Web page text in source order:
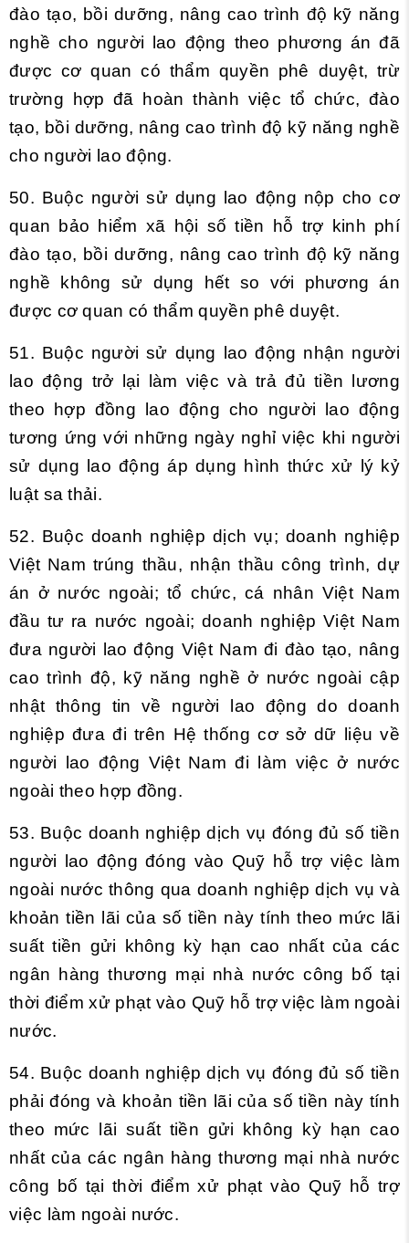
đào tạo, bồi dưỡng, nâng cao trình độ kỹ năng
nghề cho người lao động theo phương án đã
được cơ quan có thẩm quyền phê duyệt, trừ
trường hợp đã hoàn thành việc tổ chức, đào
tạo, bồi dưỡng, nâng cao trình độ kỹ năng nghề
cho người lao động.
50. Buộc người sử dụng lao động nộp cho cơ
quan bảo hiểm xã hội số tiền hỗ trợ kinh phí
đào tạo, bồi dưỡng, nâng cao trình độ kỹ năng
nghề không sử dụng hết so với phương án
được cơ quan có thẩm quyền phê duyệt.
51. Buộc người sử dụng lao động nhận người
lao động trở lại làm việc và trả đủ tiền lương
theo hợp đồng lao động cho người lao động
tương ứng với những ngày nghỉ việc khi người
sử dụng lao động áp dụng hình thức xử lý kỷ
luật sa thải.
52. Buộc doanh nghiệp dịch vụ; doanh nghiệp
Việt Nam trúng thầu, nhận thầu công trình, dự
án ở nước ngoài; tổ chức, cá nhân Việt Nam
đầu tư ra nước ngoài; doanh nghiệp Việt Nam
đưa người lao động Việt Nam đi đào tạo, nâng
cao trình độ, kỹ năng nghề ở nước ngoài cập
nhật thông tin về người lao động do doanh
nghiệp đưa đi trên Hệ thống cơ sở dữ liệu về
người lao động Việt Nam đi làm việc ở nước
ngoài theo hợp đồng.
53. Buộc doanh nghiệp dịch vụ đóng đủ số tiền
người lao động đóng vào Quỹ hỗ trợ việc làm
ngoài nước thông qua doanh nghiệp dịch vụ và
khoản tiền lãi của số tiền này tính theo mức lãi
suất tiền gửi không kỳ hạn cao nhất của các
ngân hàng thương mại nhà nước công bố tại
thời điểm xử phạt vào Quỹ hỗ trợ việc làm ngoài
nước.
54. Buộc doanh nghiệp dịch vụ đóng đủ số tiền
phải đóng và khoản tiền lãi của số tiền này tính
theo mức lãi suất tiền gửi không kỳ hạn cao
nhất của các ngân hàng thương mại nhà nước
công bố tại thời điểm xử phạt vào Quỹ hỗ trợ
việc làm ngoài nước.